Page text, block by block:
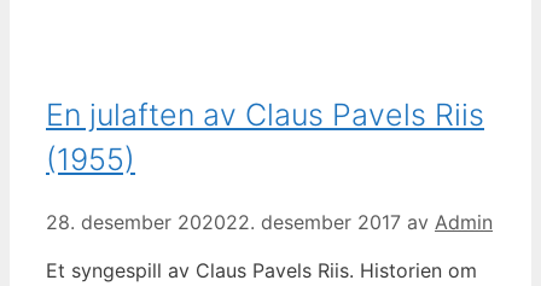
En julaften av Claus Pavels Riis
(1955)
28. desember 202022. desember 2017 av Admin
Et syngespill av Claus Pavels Riis. Historien om